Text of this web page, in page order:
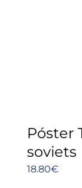
Póster
soviets
18.80€